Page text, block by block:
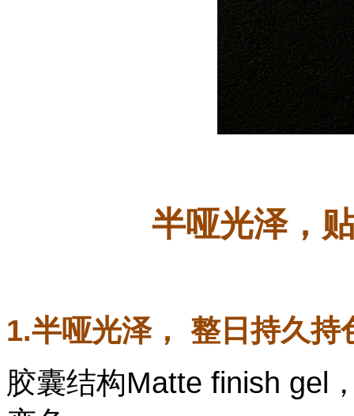
半哑光泽，
1.半哑光泽， 整日持久持
胶囊结构Matte finish gel